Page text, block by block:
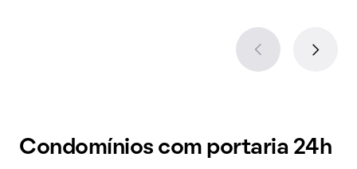
Condomínios com portaria 24h